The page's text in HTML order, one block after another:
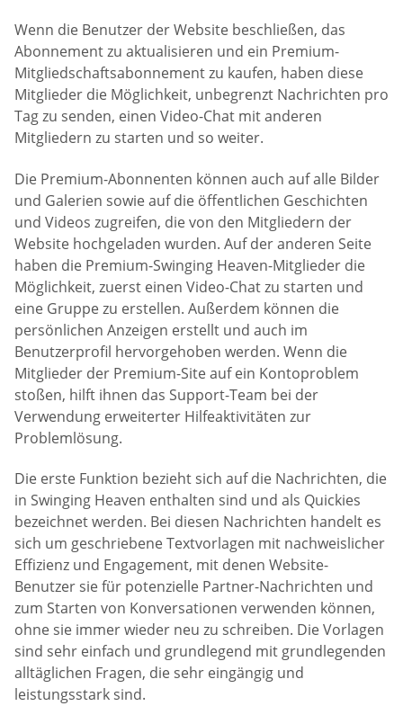
Wenn die Benutzer der Website beschließen, das
Abonnement zu aktualisieren und ein Premium-
Mitgliedschaftsabonnement zu kaufen, haben diese
Mitglieder die Möglichkeit, unbegrenzt Nachrichten pro
Tag zu senden, einen Video-Chat mit anderen
Mitgliedern zu starten und so weiter.
Die Premium-Abonnenten können auch auf alle Bilder
und Galerien sowie auf die öffentlichen Geschichten
und Videos zugreifen, die von den Mitgliedern der
Website hochgeladen wurden. Auf der anderen Seite
haben die Premium-Swinging Heaven-Mitglieder die
Möglichkeit, zuerst einen Video-Chat zu starten und
eine Gruppe zu erstellen. Außerdem können die
persönlichen Anzeigen erstellt und auch im
Benutzerprofil hervorgehoben werden. Wenn die
Mitglieder der Premium-Site auf ein Kontoproblem
stoßen, hilft ihnen das Support-Team bei der
Verwendung erweiterter Hilfeaktivitäten zur
Problemlösung.
Die erste Funktion bezieht sich auf die Nachrichten, die
in Swinging Heaven enthalten sind und als Quickies
bezeichnet werden. Bei diesen Nachrichten handelt es
sich um geschriebene Textvorlagen mit nachweislicher
Effizienz und Engagement, mit denen Website-
Benutzer sie für potenzielle Partner-Nachrichten und
zum Starten von Konversationen verwenden können,
ohne sie immer wieder neu zu schreiben. Die Vorlagen
sind sehr einfach und grundlegend mit grundlegenden
alltäglichen Fragen, die sehr eingängig und
leistungsstark sind.